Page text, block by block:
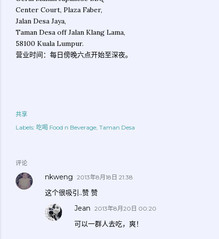
Center Court, Plaza Faber,
Jalan Desa Jaya,
Taman Desa off Jalan Klang Lama,
58100 Kuala Lumpur.
营业时间：每日傍晚六点开始至深夜。
共享
Labels: 吃喝 Food n Beverage Taman Desa
评论
nkweng 2013年8月18日 21:38
这个很吸引..赞 赞
Jean 2013年8月20日 00:20
可以一群人去吃，爽！